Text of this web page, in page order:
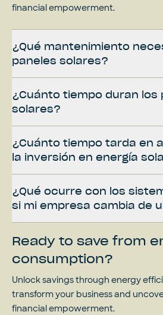
financial empowerment.
¿Qué mantenimiento
paneles solares?
¿Cuánto tiempo duran los
solares?
¿Cuánto tiempo tarda en
la inversión en energía
¿Qué ocurre con los
si mi empresa cambia de
Ready to save from
consumption?
Unlock savings through energy
transform your business and
financial empowerment.